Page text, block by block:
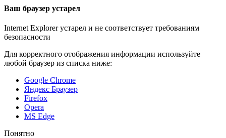
Ваш браузер устарел
Internet Explorer устарел и не соответствует требованиям
безопасности
Для корректного отображения информации используйте
любой браузер из списка ниже:
Google Chrome
Яндекс Браузер
Firefox
Opera
MS Edge
Понятно